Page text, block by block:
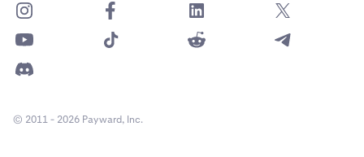
© 2011 - 2026 Payward, Inc.